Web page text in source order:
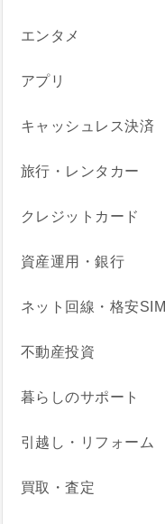
エンタメ
アプリ
キャッシュレス決済
旅行・レンタカー
クレジットカード
資産運用・銀行
ネット回線・格安SIM
不動産投資
暮らしのサポート
引越し・リフォーム
買取・査定